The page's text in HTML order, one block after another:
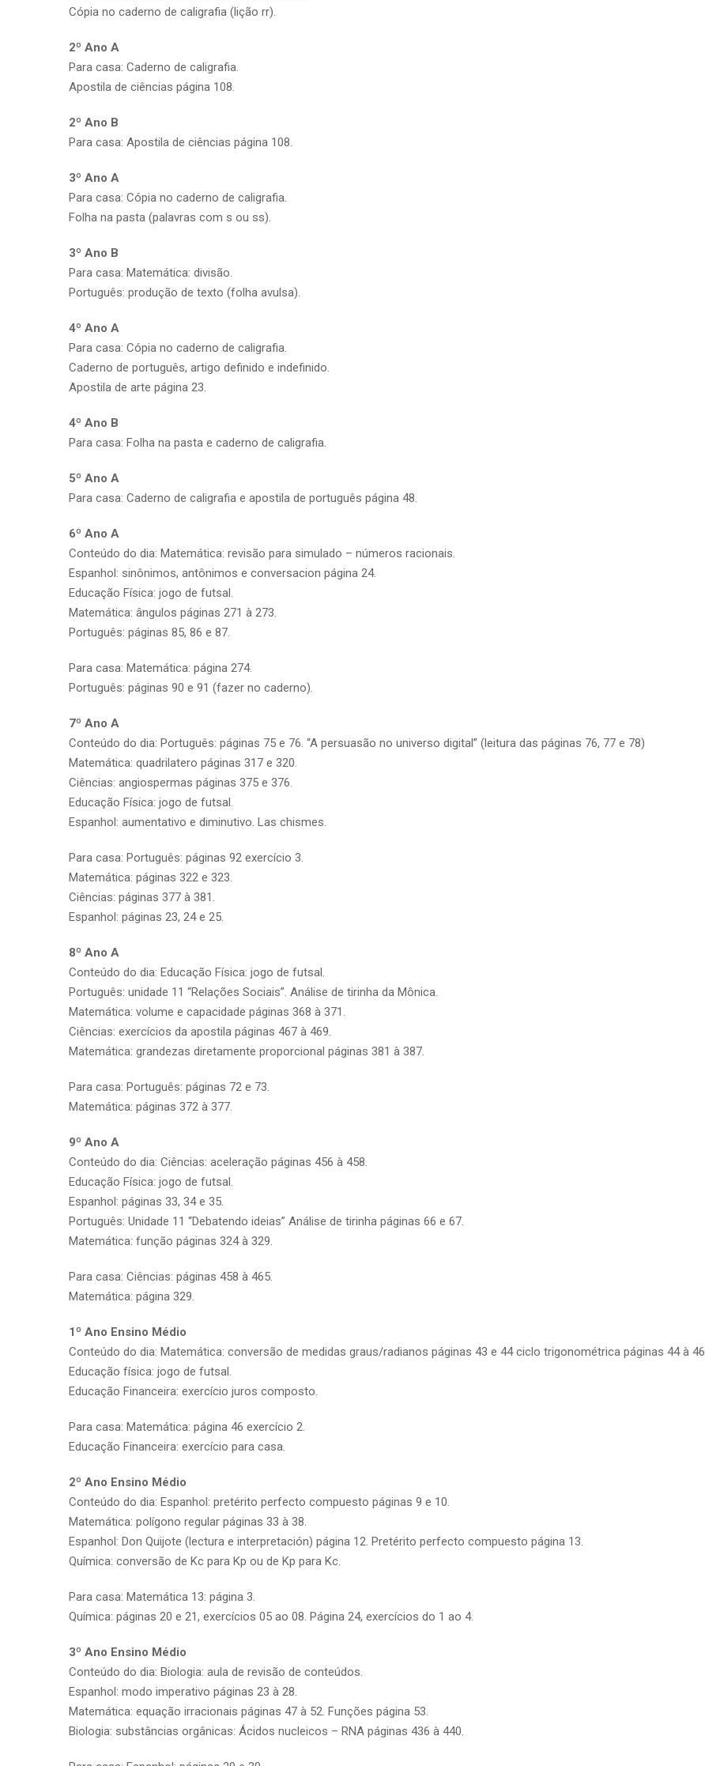
Cópia no caderno de caligrafia (lição rr).
2º Ano A
Para casa: Caderno de caligrafia.
Apostila de ciências página 108.
2º Ano B
Para casa: Apostila de ciências página 108.
3º Ano A
Para casa: Cópia no caderno de caligrafia.
Folha na pasta (palavras com s ou ss).
3º Ano B
Para casa: Matemática: divisão.
Português: produção de texto (folha avulsa).
4º Ano A
Para casa: Cópia no caderno de caligrafia.
Caderno de português, artigo definido e indefinido.
Apostila de arte página 23.
4º Ano B
Para casa: Folha na pasta e caderno de caligrafia.
5º Ano A
Para casa: Caderno de caligrafia e apostila de português página 48.
6º Ano A
Conteúdo do dia: Matemática: revisão para simulado – números racionais.
Espanhol: sinônimos, antônimos e conversacion página 24.
Educação Física: jogo de futsal.
Matemática: ângulos páginas 271 à 273.
Português: páginas 85, 86 e 87.
Para casa: Matemática: página 274.
Português: páginas 90 e 91 (fazer no caderno).
7º Ano A
Conteúdo do dia: Português: páginas 75 e 76. “A persuasão no universo digital” (leitura das páginas 76, 77 e 78)
Matemática: quadrilatero páginas 317 e 320.
Ciências: angiospermas páginas 375 e 376.
Educação Física: jogo de futsal.
Espanhol: aumentativo e diminutivo. Las chismes.
Para casa: Português: páginas 92 exercício 3.
Matemática: páginas 322 e 323.
Ciências: páginas 377 à 381.
Espanhol: páginas 23, 24 e 25.
8º Ano A
Conteúdo do dia: Educação Física: jogo de futsal.
Português: unidade 11 “Relações Sociais”. Análise de tirinha da Mônica.
Matemática: volume e capacidade páginas 368 à 371.
Ciências: exercícios da apostila páginas 467 à 469.
Matemática: grandezas diretamente proporcional páginas 381 à 387.
Para casa: Português: páginas 72 e 73.
Matemática: páginas 372 à 377.
9º Ano A
Conteúdo do dia: Ciências: aceleração páginas 456 à 458.
Educação Física: jogo de futsal.
Espanhol: páginas 33, 34 e 35.
Português: Unidade 11 “Debatendo ideias” Análise de tirinha páginas 66 e 67.
Matemática: função páginas 324 à 329.
Para casa: Ciências: páginas 458 à 465.
Matemática: página 329.
1º Ano Ensino Médio
Conteúdo do dia: Matemática: conversão de medidas graus/radianos páginas 43 e 44 ciclo trigonométrica páginas 44 à 46.
Educação física: jogo de futsal.
Educação Financeira: exercício juros composto.
Para casa: Matemática: página 46 exercício 2.
Educação Financeira: exercício para casa.
2º Ano Ensino Médio
Conteúdo do dia: Espanhol: pretérito perfecto compuesto páginas 9 e 10.
Matemática: polígono regular páginas 33 à 38.
Espanhol: Don Quijote (lectura e interpretación) página 12. Pretérito perfecto compuesto página 13.
Química: conversão de Kc para Kp ou de Kp para Kc.
Para casa: Matemática 13: página 3.
Química: páginas 20 e 21, exercícios 05 ao 08. Página 24, exercícios do 1 ao 4.
3º Ano Ensino Médio
Conteúdo do dia: Biologia: aula de revisão de conteúdos.
Espanhol: modo imperativo páginas 23 à 28.
Matemática: equação irracionais páginas 47 à 52. Funções página 53.
Biologia: substâncias orgânicas: Ácidos nucleicos – RNA páginas 436 à 440.